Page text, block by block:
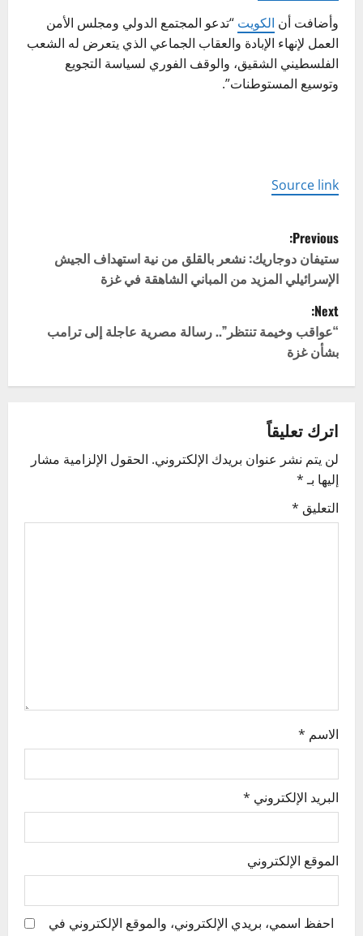
وأضافت أن الكويت “تدعو المجتمع الدولي ومجلس الأمن
العمل لإنهاء الإبادة والعقاب الجماعي الذي يتعرض له الشعب
الفلسطيني الشقيق، والوقف الفوري لسياسة التجويع
وتوسيع المستوطنات”.
Source link
P
o
s
t
n
v
i
g
Previous:
ستيفان دوجاريك: نشعر بالقلق من نية استهداف الجيش
الإسرائيلي المزيد من المباني الشاهقة في غزة
Next:
“عواقب وخيمة تنتظر”.. رسالة مصرية عاجلة إلى ترامب
بشأن غزة
اترك تعليقاً
لن يتم نشر عنوان بريدك الإلكتروني. الحقول الإلزامية مشار
إليها بـ*
التعليق *
الاسم *
البريد الإلكتروني *
الموقع الإلكتروني
احفظ اسمي، بريدي الإلكتروني، والموقع الإلكتروني في